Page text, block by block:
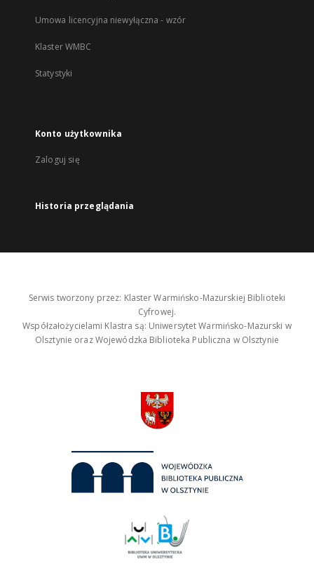
Umowa licencyjna niewyłączna - wzór
Klaster WMBC
Statystyki
Konto użytkownika
Zaloguj się
Historia przeglądania
Serwis tworzony przez: Klaster Warmińsko-Mazurskiej Biblioteki
Cyfrowej.
Współzałożycielami Klastra są: Uniwersytet Warmińsko-Mazurski w
Olsztynie oraz Wojewódzka Biblioteka Publiczna w Olsztynie